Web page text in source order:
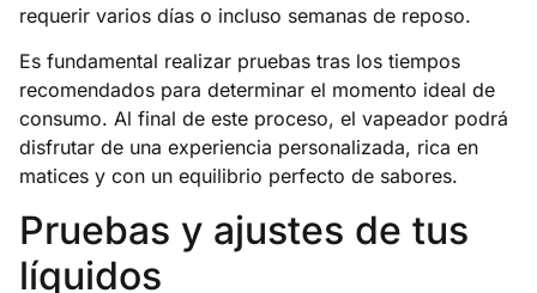
requerir varios días o incluso semanas de reposo.
Es fundamental realizar pruebas tras los tiempos
recomendados para determinar el momento ideal de
consumo. Al final de este proceso, el vapeador podrá
disfrutar de una experiencia personalizada, rica en
matices y con un equilibrio perfecto de sabores.
Pruebas y ajustes de tus
líquidos